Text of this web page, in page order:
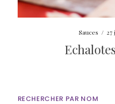
Sauces / 27
RECHERCHER PAR NOM